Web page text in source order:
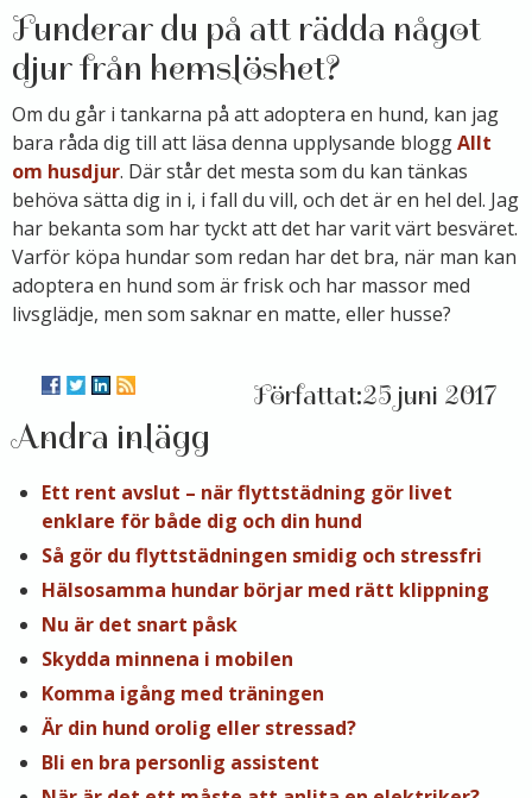
Funderar du på att rädda något
djur från hemslöshet?
Om du går i tankarna på att adoptera en hund, kan jag
bara råda dig till att läsa denna upplysande bloggAllt
om husdjur. Där står det mesta som du kan tänkas
behöva sätta dig in i, i fall du vill, och det är en hel del. Jag
har bekanta som har tyckt att det har varit värt besväret.
Varför köpa hundar som redan har det bra, när man kan
adoptera en hund som är frisk och har massor med
livsglädje, men som saknar en matte, eller husse?
25 juni 2017
Andra inlägg
Ett rent avslut – när flyttstädning gör livet
enklare för både dig och din hund
Så gör du flyttstädningen smidig och stressfri
Hälsosamma hundar börjar med rätt klippning
Nu är det snart påsk
Skydda minnena i mobilen
Komma igång med träningen
Är din hund orolig eller stressad?
Bli en bra personlig assistent